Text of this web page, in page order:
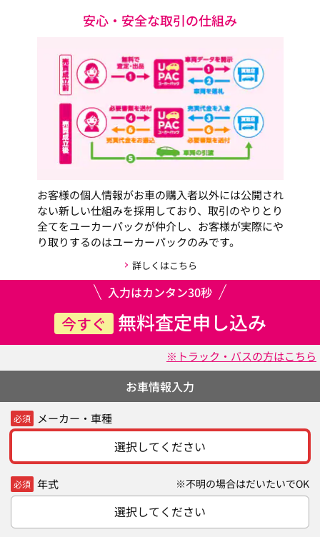
安心・安全な取引の仕組み
お客様の個人情報がお車の購入者以外には公開され
ない新しい仕組みを採用しており、取引のやりとり
全てをユーカーパックが仲介し、お客様が実際にや
り取りするのはユーカーパックのみです。
詳しくはこちら
入力はカンタン30秒
今すぐ 無料査定申し込み
※トラック・バスの方はこちら
お車情報入力
必須 メーカー・車種
選択してください
必須 年式 ※不明の場合はだいたいでOK
選択してください